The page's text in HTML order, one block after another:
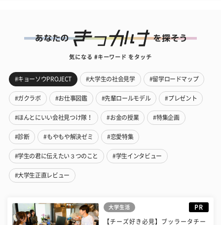
気になる #キーワード をタッチ
#キョーソウPROJECT #大学生の社会見学 #留学ロードマップ
#ガクラボ #お仕事図鑑 #先輩ロールモデル #プレゼント
#ほんとにいい会社見つけ隊！ #お金の授業 #特集企画
#診断 #もやもや解決ゼミ #恋愛特集
#学生の君に伝えたい３つのこと #学生インタビュー
#大学生正直レビュー
大学生活 PR
【チーズ好き必見】ブッラータチー